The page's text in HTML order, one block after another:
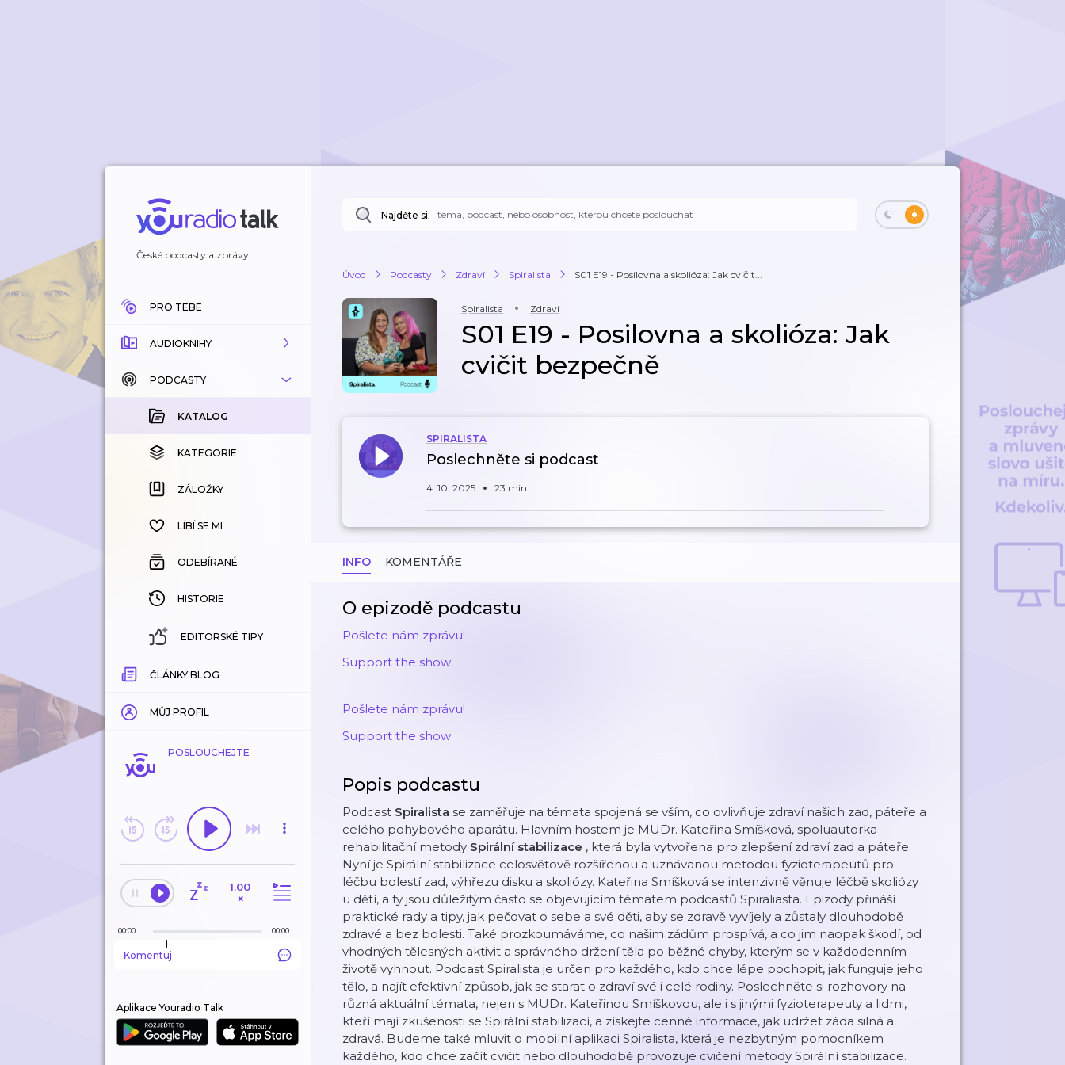
České podcasty a zprávy
PRO TEBE
AUDIOKNIHY
KATALOG
KOUPENÉ
KATEGORIE
ZÁLOŽKY
HISTORIE
PODCASTY
KATALOG
KATEGORIE
ZÁLOŽKY
LÍBÍ SE MI
ODEBÍRANÉ
HISTORIE
EDITORSKÉ TIPY
ČLÁNKY BLOG
MŮJ PROFIL
POSLOUCHEJTE
1.00
×
00:00 00:00
Komentuj
Aplikace Youradio Talk
Najděte si:
Úvod Podcasty Zdraví Spiralista S01 E19 - Posilovna a skolióza: Jak cvičit...
Spiralista Zdraví
S01 E19 - Posilovna a skolióza: Jak
cvičit bezpečně
SPIRALISTA
Poslechněte si podcast
4. 10. 2025 23 min
INFO KOMENTÁŘE
O epizodě podcastu
Pošlete nám zprávu!
Support the show
Pošlete nám zprávu!
Support the show
Popis podcastu
Podcast Spiralista se zaměřuje na témata spojená se vším, co ovlivňuje zdraví našich zad, páteře a
celého pohybového aparátu. Hlavním hostem je MUDr. Kateřina Smíšková, spoluautorka
rehabilitační metody Spirální stabilizace , která byla vytvořena pro zlepšení zdraví zad a páteře.
Nyní je Spirální stabilizace celosvětově rozšířenou a uznávanou metodou fyzioterapeutů pro
léčbu bolestí zad, výhřezu disku a skoliózy. Kateřina Smíšková se intenzivně věnuje léčbě skoliózy
u dětí, a ty jsou důležitým často se objevujícím tématem podcastů Spiraliasta. Epizody přináší
praktické rady a tipy, jak pečovat o sebe a své děti, aby se zdravě vyvíjely a zůstaly dlouhodobě
zdravé a bez bolesti. Také prozkoumáváme, co našim zádům prospívá, a co jim naopak škodí, od
vhodných tělesných aktivit a správného držení těla po běžné chyby, kterým se v každodenním
životě vyhnout. Podcast Spiralista je určen pro každého, kdo chce lépe pochopit, jak funguje jeho
tělo, a najít efektivní způsob, jak se starat o zdraví své i celé rodiny. Poslechněte si rozhovory na
různá aktuální témata, nejen s MUDr. Kateřinou Smíškovou, ale i s jinými fyzioterapeuty a lidmi,
kteří mají zkušenosti se Spirální stabilizací, a získejte cenné informace, jak udržet záda silná a
zdravá. Budeme také mluvit o mobilní aplikaci Spiralista, která je nezbytným pomocníkem
každého, kdo chce začít cvičit nebo dlouhodobě provozuje cvičení metody Spirální stabilizace.